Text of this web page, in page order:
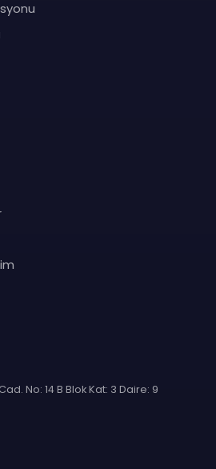
No: 14 B Blok Kat: 3 Daire: 9